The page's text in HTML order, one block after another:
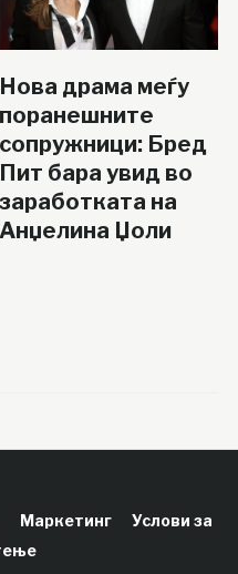
Нова драма меѓу
поранешните
сопружници: Бред
Пит бара увид во
заработката на
Анџелина Џоли
Маркетинг
Услови за